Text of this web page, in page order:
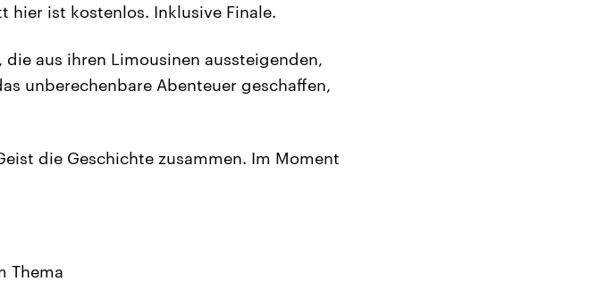
ist kostenlos. Inklusive Finale.
aus ihren Limousinen aussteigenden,
unberechenbare Abenteuer geschaffen,
die Geschichte zusammen. Im Moment
Thema